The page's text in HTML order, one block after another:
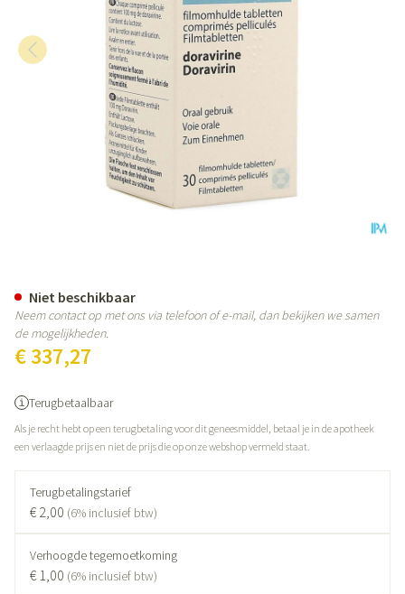
€ 337,27
Terugbetaalbaar
Als je recht hebt op een terugbetaling voor dit geneesmiddel, betaal je in de apotheek
een verlaagde prijs en niet de prijs die op onze webshop vermeld staat.
Terugbetalingstarief
€ 2,00 (6% inclusief btw)
Verhoogde tegemoetkoming
€ 1,00 (6% inclusief btw)
Niet beschikbaar
Neem contact op met ons via telefoon of e-mail, dan bekijken we samen
de mogelijkheden.